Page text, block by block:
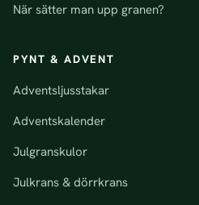
När sätter man upp granen?
PYNT & ADVENT
Adventsljusstakar
Adventskalender
Julgranskulor
Julkrans & dörrkrans